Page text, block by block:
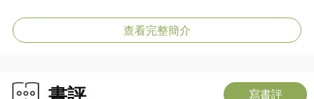
十七 070
十八 074
二十一 080
查看完整簡介
寫書評